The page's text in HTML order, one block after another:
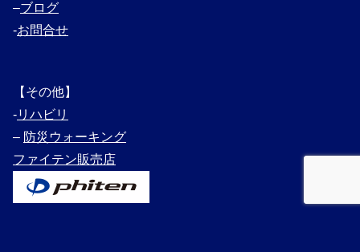
–ブログ
‐お問合せ
【その他】
‐リハビリ
– 防災ウォーキング
ファイテン販売店